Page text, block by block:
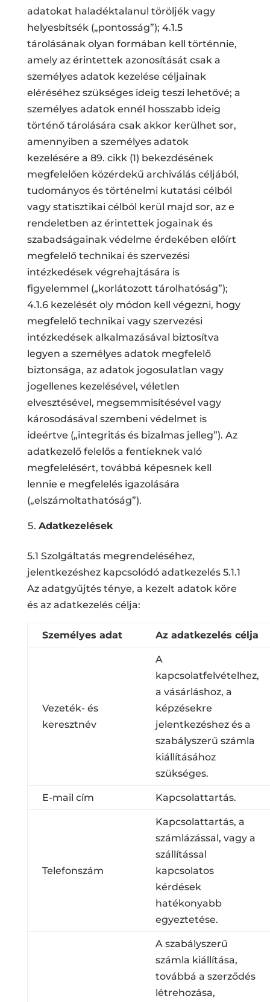
adatokat haladéktalanul töröljék vagy
helyesbítsék („pontosság”); 4.1.5
tárolásának olyan formában kell történnie,
amely az érintettek azonosítását csak a
személyes adatok kezelése céljainak
eléréséhez szükséges ideig teszi lehetővé; a
személyes adatok ennél hosszabb ideig
történő tárolására csak akkor kerülhet sor,
amennyiben a személyes adatok
kezelésére a 89. cikk (1) bekezdésének
megfelelően közérdekű archiválás céljából,
tudományos és történelmi kutatási célból
vagy statisztikai célból kerül majd sor, az e
rendeletben az érintettek jogainak és
szabadságainak védelme érdekében előírt
megfelelő technikai és szervezési
intézkedések végrehajtására is
figyelemmel („korlátozott tárolhatóság”);
4.1.6 kezelését oly módon kell végezni, hogy
megfelelő technikai vagy szervezési
intézkedések alkalmazásával biztosítva
legyen a személyes adatok megfelelő
biztonsága, az adatok jogosulatlan vagy
jogellenes kezelésével, véletlen
elvesztésével, megsemmisítésével vagy
károsodásával szembeni védelmet is
ideértve („integritás és bizalmas jelleg”). Az
adatkezelő felelős a fentieknek való
megfelelésért, továbbá képesnek kell
lennie e megfelelés igazolására
(„elszámoltathatóság”).
Adatkezelések
5.1 Szolgáltatás megrendeléséhez,
jelentkezéshez kapcsolódó adatkezelés 5.1.1
Az adatgyűjtés ténye, a kezelt adatok köre
és az adatkezelés célja:
Személyes adat Az adatkezelés célja
Vezeték- és
keresztnév
A
kapcsolatfelvételhez,
a vásárláshoz, a
képzésekre
jelentkezéshez és a
szabályszerű számla
kiállításához
szükséges.
E-mail cím Kapcsolattartás.
Telefonszám
Kapcsolattartás, a
számlázással, vagy a
szállítással
kapcsolatos
kérdések
hatékonyabb
egyeztetése.
A szabályszerű
számla kiállítása,
továbbá a szerződés
létrehozása,